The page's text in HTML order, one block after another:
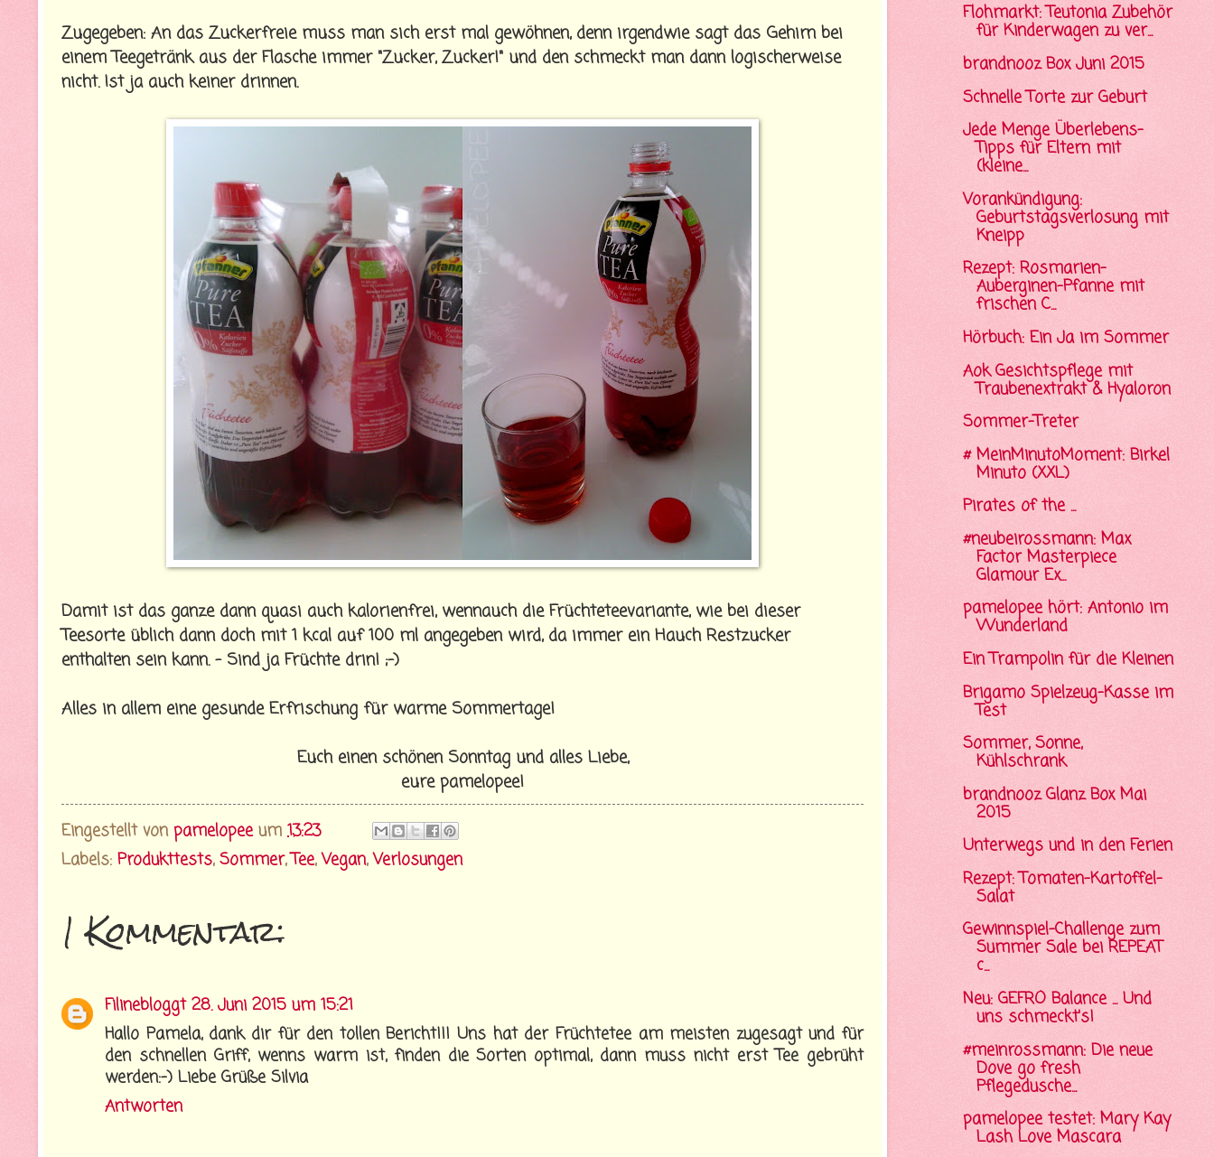
Zugegeben: An das Zuckerfreie muss man sich erst mal gewöhnen, denn irgendwie sagt das Gehirn bei
einem Teegetränk aus der Flasche immer "Zucker, Zucker!" und den schmeckt man dann logischerweise
nicht. Ist ja auch keiner drinnen.
Damit ist das ganze dann quasi auch kalorienfrei, wennauch die Früchteteevariante, wie bei dieser
Teesorte üblich dann doch mit 1 kcal auf 100 ml angegeben wird, da immer ein Hauch Restzucker
enthalten sein kann. - Sind ja Früchte drin! ;-)
Alles in allem eine gesunde Erfrischung für warme Sommertage!
Euch einen schönen Sonntag und alles Liebe,
eure pamelopee!
Eingestellt von pamelopee um 13:23
Labels: Produkttests,Sommer,Tee,Vegan,Verlosungen
1 Kommentar:
Filinebloggt 28. Juni 2015 um 15:21
Hallo Pamela, dank dir für den tollen Bericht!!! Uns hat der Früchtetee am meisten zugesagt und für
den schnellen Griff, wenns warm ist, finden die Sorten optimal, dann muss nicht erst Tee gebrüht
werden:-) Liebe Grüße Silvia
Antworten
Flohmarkt: Teutonia Zubehör
für Kinderwagen zu ver...
brandnooz Box Juni 2015
Schnelle Torte zur Geburt
Jede Menge Überlebens-
Tipps für Eltern mit
(kleine...
Vorankündigung:
Geburtstagsverlosung mit
Kneipp
Rezept: Rosmarien-
Auberginen-Pfanne mit
frischen C...
Hörbuch: Ein Ja im Sommer
Aok Gesichtspflege mit
Traubenextrakt & Hyaloron
Sommer-Treter
# MeinMinutoMoment: Birkel
Minuto (XXL)
Pirates of the ...
#neubeirossmann: Max
Factor Masterpiece
Glamour Ex...
pamelopee hört: Antonio im
Wunderland
Ein Trampolin für die Kleinen
Brigamo Spielzeug-Kasse im
Test
Sommer, Sonne,
Kühlschrank
brandnooz Glanz Box Mai
2015
Unterwegs und in den Ferien
Rezept: Tomaten-Kartoffel-
Salat
Gewinnspiel-Challenge zum
Summer Sale bei REPEAT
c...
Neu: GEFRO Balance ... Und
uns schmeckt's!
#meinrossmann: Die neue
Dove go fresh
Pflegedusche...
pamelopee testet: Mary Kay
Lash Love Mascara